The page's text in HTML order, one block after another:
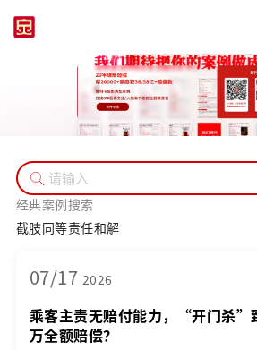
经典案例搜索
截肢同等责任和解
07/17 2026
乘客主责无赔付能力，“开门杀”
万全额赔偿？